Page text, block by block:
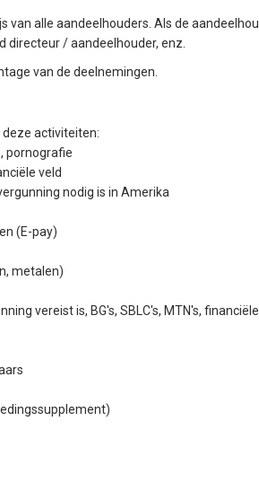
van alle aandeelhouders. Als de
directeur / aandeelhouder, enz.
van de deelnemingen.
deze activiteiten:
pornografie
veld
nodig is in Amerika
(E-pay)
metalen)
vereist is, BG's, SBLC's, MTN's,